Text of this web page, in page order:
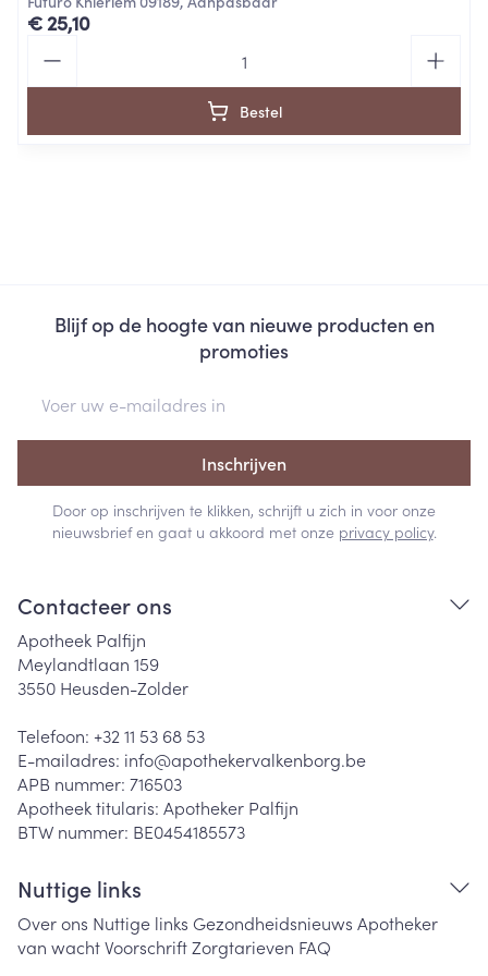
€ 25,10
Bestel
Blijf op de hoogte van nieuwe producten en
promoties
Inschrijven
Door op inschrijven te klikken, schrijft u zich in voor onze
nieuwsbrief en gaat u akkoord met onze privacy policy.
Contacteer ons
Apotheek Palfijn
Meylandtlaan 159
3550 Heusden-Zolder
Telefoon: +32 11 53 68 53
E-mailadres: info@apothekervalkenborg.be
APB nummer: 716503
Apotheek titularis: Apotheker Palfijn
BTW nummer: BE0454185573
Nuttige links
Over ons Nuttige links Gezondheidsnieuws Apotheker
van wachtVoorschriftZorgtarieven FAQ